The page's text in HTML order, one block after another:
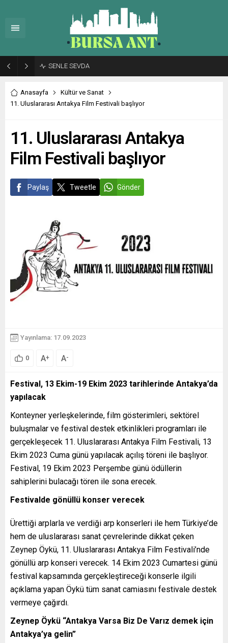
SENLE SEVDA
Anasayfa
Kültür ve Sanat
11. Uluslararası Antakya Film Festivali başlıyor
11. Uluslararası Antakya
Film Festivali başlıyor
Paylaş Tweetle Gönder
Yayınlama: 17.09.2023
0 A+ A-
Festival, 13 Ekim-19 Ekim 2023 tarihlerinde Antakya’da
yapılacak
Konteyner yerleşkelerinde, film gösterimleri, sektörel
buluşmalar ve festival destek etkinlikleri programları ile
gerçekleşecek 11. Uluslararası Antakya Film Festivali, 13
Ekim 2023 Cuma günü yapılacak açılış töreni ile başlıyor.
Festival, 19 Ekim 2023 Perşembe günü ödüllerin
sahiplerini bulacağı tören ile sona erecek.
Festivalde gönüllü konser verecek
Ürettiği arplarla ve verdiği arp konserleri ile hem Türkiye’de
hem de uluslararası sanat çevrelerinde dikkat çeken
Zeynep Öykü, 11. Uluslararası Antakya Film Festivali’nde
gönüllü arp konseri verecek. 14 Ekim 2023 Cumartesi günü
festival kapsamında gerçekleştireceği konserle ilgili
açıklama yapan Öykü tüm sanat camiasını festivale destek
vermeye çağırdı.
Zeynep Öykü “Antakya Varsa Biz De Varız demek için
Antakya’ya gelin”